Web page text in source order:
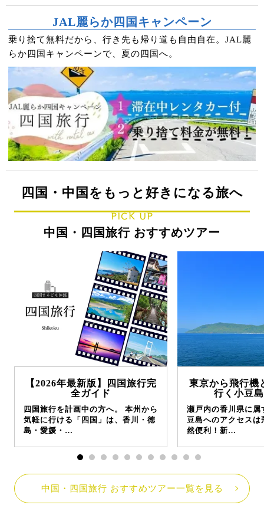
JAL麗らか四国キャンペーン
乗り捨て無料だから、行き先も帰り道も自由自在。JAL麗
らか四国キャンペーンで、夏の四国へ。
四国・中国をもっと好きになる旅へ
PICK UP
中国・四国旅行 おすすめツアー
【2026年最新版】四国旅行完
全ガイド
四国旅行を計画中の方へ。 本州から
気軽に行ける「四国」は、香川・徳
島・愛媛・…
東京から飛行機
行く小豆
瀬戸内の香川県に属
豆島へのアクセスは
然便利！新…
中国・四国旅行 おすすめツアー一覧を見る